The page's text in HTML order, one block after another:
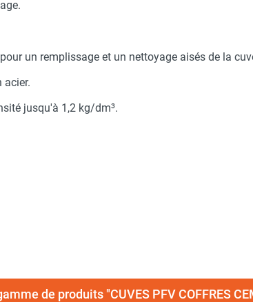
un remplissage et un nettoyage aisés de la
acier.
jusqu'à 1,2 kg/dm³.
de produits "CUVES PFV COFFRES